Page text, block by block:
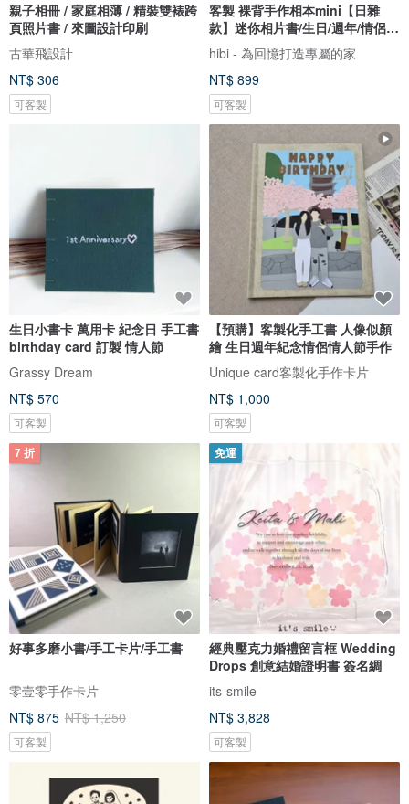
親子相冊 / 家庭相薄 / 精裝雙裱跨
頁照片書 / 來圖設計印刷
古華飛設計
NT$ 306
可客製
客製 裸背手作相本mini【日雜
款】迷你相片書/生日/週年/情侶禮
物
hibi - 為回憶打造專屬的家
NT$ 899
可客製
生日小書卡 萬用卡 紀念日 手工書
birthday card 訂製 情人節
Grassy Dream
NT$ 570
可客製
【預購】客製化手工書 人像似顏
繪 生日週年紀念情侶情人節手作
Unique card客製化手作卡片
NT$ 1,000
可客製
7 折
好事多磨小書/手工卡片/手工書
零壹零手作卡片
NT$ 875 NT$ 1,250
可客製
免運
經典壓克力婚禮留言框 Wedding
Drops 創意結婚證明書 簽名綢
its-smile
NT$ 3,828
可客製